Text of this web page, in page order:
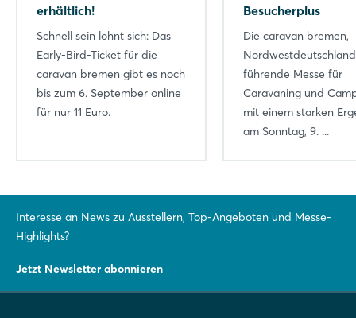
erhältlich!
Schnell sein lohnt sich: Das
Early-Bird-Ticket für die
caravan bremen gibt es noch
bis zum 6. September online
für nur 11 Euro.
Besucherplus
Die caravan bremen,
führende Messe für
Caravaning und
mit einem starken
am Sonntag, 9. ...
Interesse an News zu Ausstellern, Top-Angeboten und Messe-
Highlights?
Jetzt Newsletter abonnieren